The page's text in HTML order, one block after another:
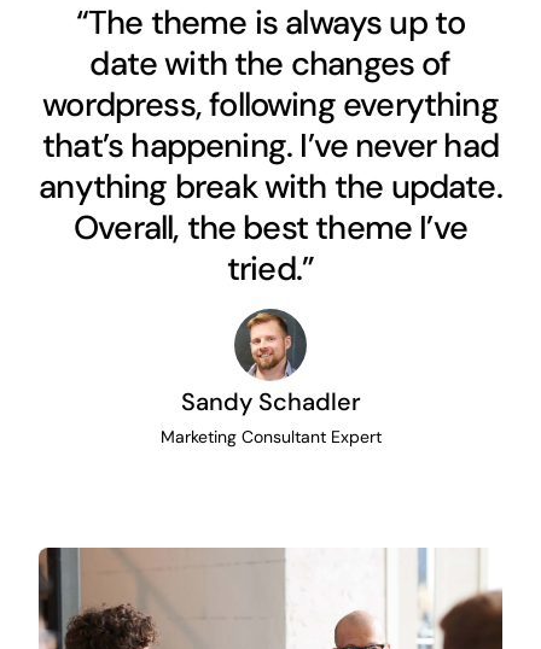
“The theme is always up to
date with the changes of
wordpress, following everything
that’s happening. I’ve never had
anything break with the update.
Overall, the best theme I’ve
tried.”
Sandy Schadler
Marketing Consultant Expert